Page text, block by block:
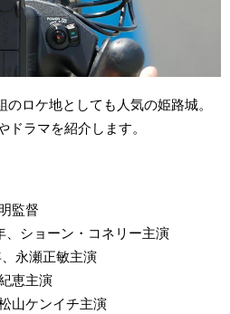
ロケ地としても人気の姫路城。
ドラマを紹介します。
監督
、ショーン・コネリー主演
永瀬正敏主演
恵主演
山ケンイチ主演